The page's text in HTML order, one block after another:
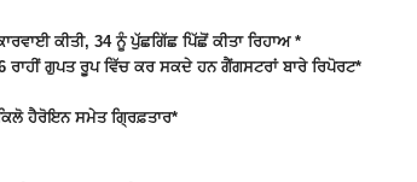
ਕੀਤੀ, 34 ਨੂੰ ਪੁੱਛਗਿੱਛ ਪਿੱਛੋਂ ਕੀਤਾ ਰਿਹਾਅ *
ਗੁਪਤ ਰੂਪ ਵਿੱਚ ਕਰ ਸਕਦੇ ਹਨ ਗੈਂਗਸਟਰਾਂ ਬਾਰੇ ਰਿਪੋਰਟ*
ਹੈਰੋਇਨ ਸਮੇਤ ਗ੍ਰਿਫ਼ਤਾਰ*